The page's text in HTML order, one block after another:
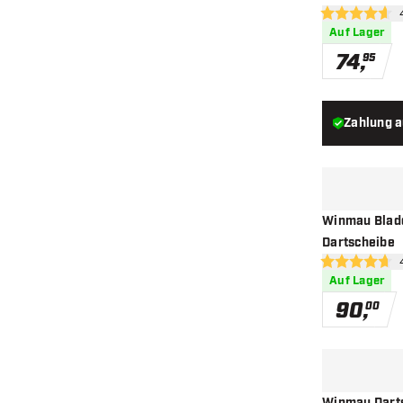
4.6
Auf Lager
74,95
Winmau
Dartscheibe
4.7
Auf Lager
90,00
Zahlung